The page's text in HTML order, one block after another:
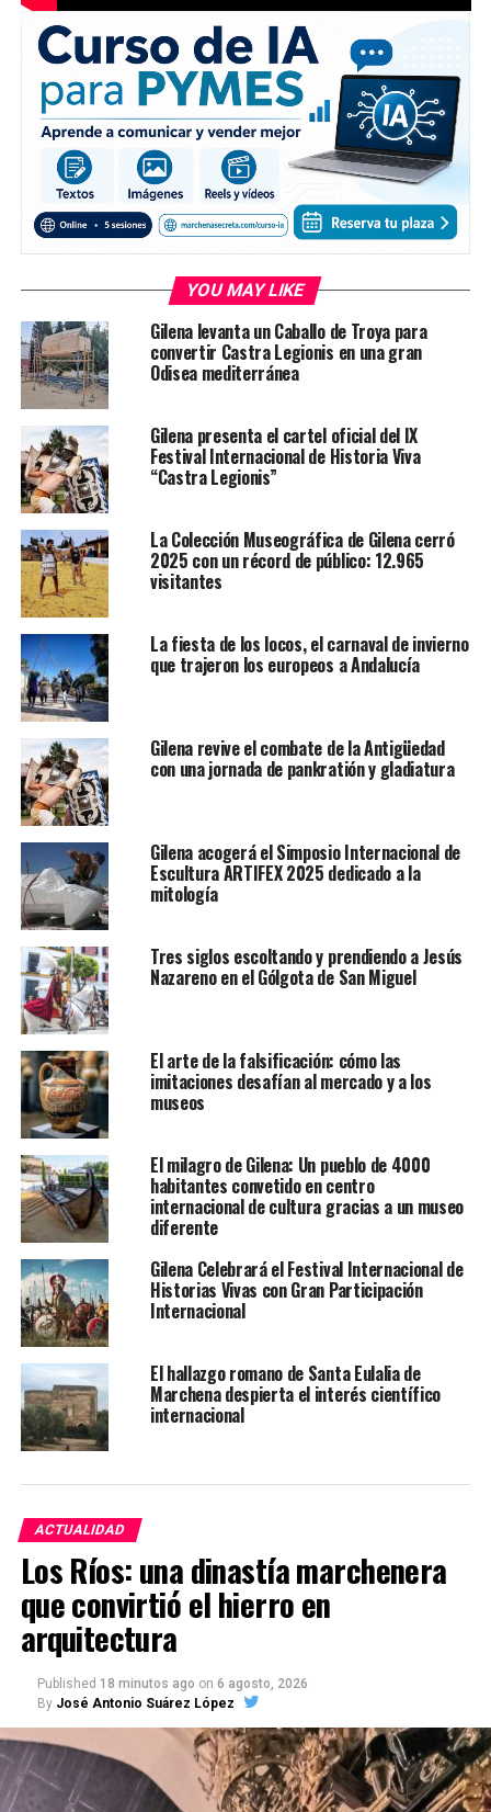
YOU MAY LIKE
Gilena levanta un Caballo de Troya para
convertir Castra Legionis en una gran
Odisea mediterránea
Gilena presenta el cartel oficial del IX
Festival Internacional de Historia Viva
“Castra Legionis”
La Colección Museográfica de Gilena cerró
2025 con un récord de público: 12.965
visitantes
La fiesta de los locos, el carnaval de invierno
que trajeron los europeos a Andalucía
Gilena revive el combate de la Antigüedad
con una jornada de pankratión y gladiatura
Gilena acogerá el Simposio Internacional de
Escultura ARTIFEX 2025 dedicado a la
mitología
Tres siglos escoltando y prendiendo a Jesús
Nazareno en el Gólgota de San Miguel
El arte de la falsificación: cómo las
imitaciones desafían al mercado y a los
museos
El milagro de Gilena: Un pueblo de 4000
habitantes convetido en centro
internacional de cultura gracias a un museo
diferente
Gilena Celebrará el Festival Internacional de
Historias Vivas con Gran Participación
Internacional
El hallazgo romano de Santa Eulalia de
Marchena despierta el interés científico
internacional
ACTUALIDAD
Los Ríos: una dinastía marchenera
que convirtió el hierro en
arquitectura
Published 18 minutos ago on 6 agosto, 2026
By José Antonio Suárez López